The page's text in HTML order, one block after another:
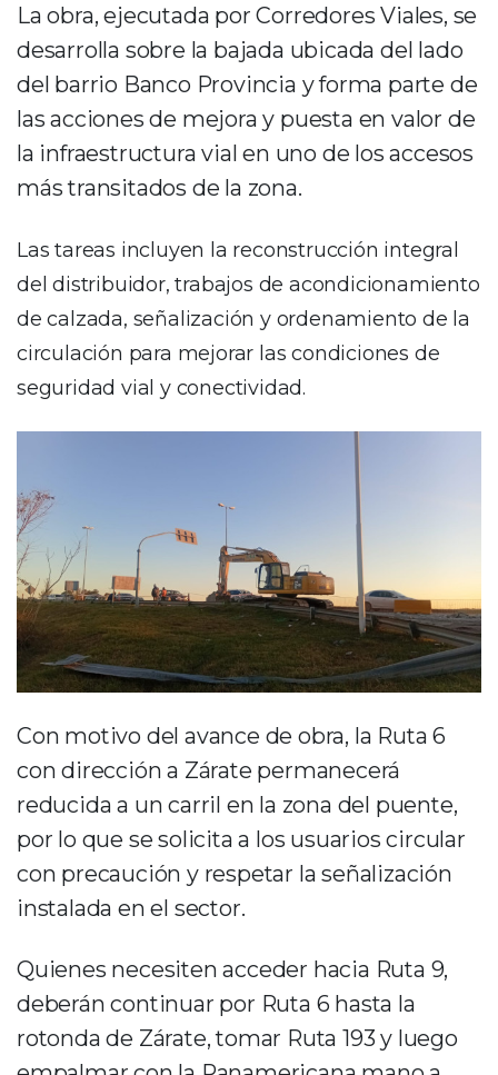
La obra, ejecutada porCorredores Viales, se
desarrolla sobre la bajada ubicada del lado
del barrio Banco Provincia y forma parte de
las acciones de mejora y puesta en valor de
la infraestructura vial en uno de los accesos
más transitados de la zona.
Las tareas incluyen la reconstrucción integral
del distribuidor, trabajos de acondicionamiento
de calzada, señalización y ordenamiento de la
circulación para mejorar las condiciones de
seguridad vial y conectividad.
Con motivo del avance de obra, la Ruta 6
con dirección a Zárate permanecerá
reducida a un carril en la zona del puente,
por lo que se solicita a los usuarios circular
con precaución y respetar la señalización
instalada en el sector.
Quienes necesiten acceder hacia Ruta 9,
deberán continuar por Ruta 6 hasta la
rotonda de Zárate, tomar Ruta 193 y luego